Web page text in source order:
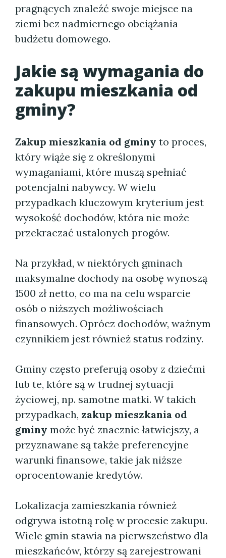
pragnących znaleźć swoje miejsce na
ziemi bez nadmiernego obciążania
budżetu domowego.
Jakie są wymagania do
zakupu mieszkania od
gminy?
Zakup mieszkania od gminy to proces,
który wiąże się z określonymi
wymaganiami, które muszą spełniać
potencjalni nabywcy. W wielu
przypadkach kluczowym kryterium jest
wysokość dochodów, która nie może
przekraczać ustalonych progów.
Na przykład, w niektórych gminach
maksymalne dochody na osobę wynoszą
1500 zł netto, co ma na celu wsparcie
osób o niższych możliwościach
finansowych. Oprócz dochodów, ważnym
czynnikiem jest również status rodziny.
Gminy często preferują osoby z dziećmi
lub te, które są w trudnej sytuacji
życiowej, np. samotne matki. W takich
przypadkach, zakup mieszkania od
gminy może być znacznie łatwiejszy, a
przyznawane są także preferencyjne
warunki finansowe, takie jak niższe
oprocentowanie kredytów.
Lokalizacja zamieszkania również
odgrywa istotną rolę w procesie zakupu.
Wiele gmin stawia na pierwszeństwo dla
mieszkańców, którzy są zarejestrowani